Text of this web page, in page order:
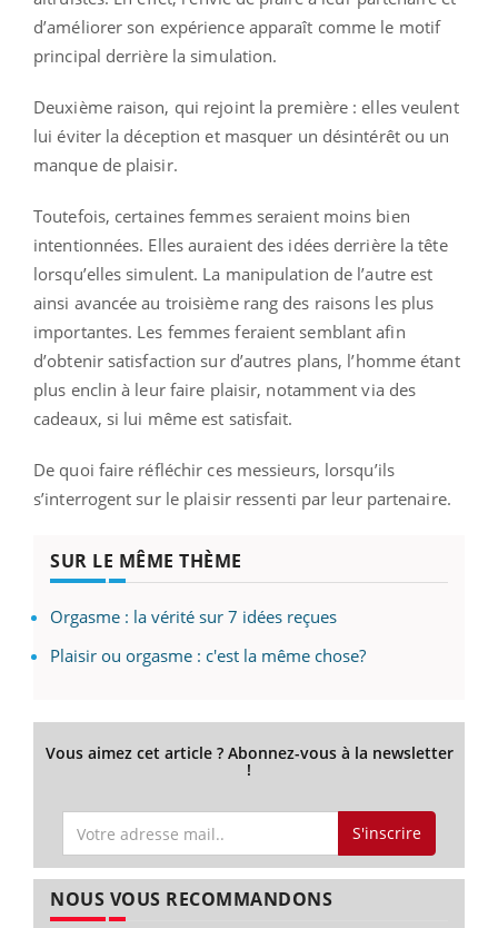
d’améliorer son expérience apparaît comme le motif
principal derrière la simulation.
Deuxième raison, qui rejoint la première : elles veulent
lui éviter la déception et masquer un désintérêt ou un
manque de plaisir.
Toutefois, certaines femmes seraient moins bien
intentionnées. Elles auraient des idées derrière la tête
lorsqu’elles simulent. La manipulation de l’autre est
ainsi avancée au troisième rang des raisons les plus
importantes. Les femmes feraient semblant afin
d’obtenir satisfaction sur d’autres plans, l’homme étant
plus enclin à leur faire plaisir, notamment via des
cadeaux, si lui même est satisfait.
De quoi faire réfléchir ces messieurs, lorsqu’ils
s’interrogent sur le plaisir ressenti par leur partenaire.
SUR LE MÊME THÈME
Orgasme : la vérité sur 7 idées reçues
Plaisir ou orgasme : c'est la même chose?
Vous aimez cet article ? Abonnez-vous à la newsletter
!
S'inscrire
NOUS VOUS RECOMMANDONS